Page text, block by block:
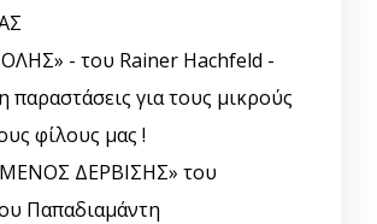
- του Rainer Hachfeld -
παραστάσεις για τους μικρούς
φίλους μας !
ΔΕΡΒΙΣΗΣ» του
Παπαδιαμάντη